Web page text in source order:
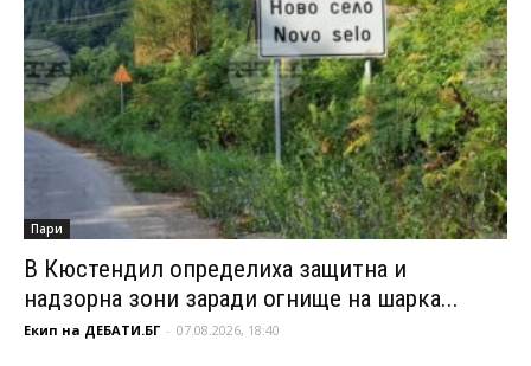
Пари
В Кюстендил определиха защитна и
надзорна зони заради огнище на шарка...
Екип на ДЕБАТИ.БГ - 07.08.2026, 18:40